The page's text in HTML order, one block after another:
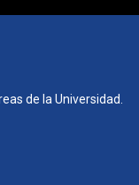
de la Universidad.